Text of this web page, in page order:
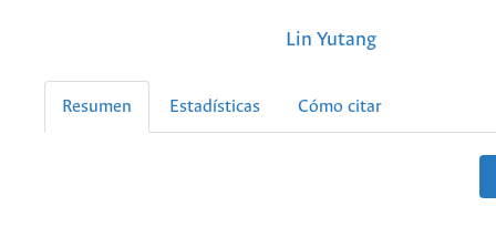
Lin Yutang
Resumen Estadísticas Cómo citar